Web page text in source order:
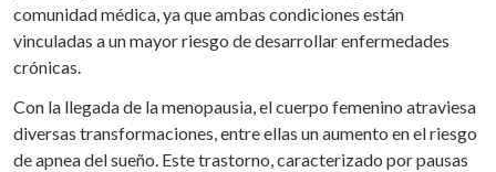
comunidad médica, ya que ambas condiciones están
vinculadas a un mayor riesgo de desarrollar enfermedades
crónicas.
Con la llegada de la menopausia, el cuerpo femenino atraviesa
diversas transformaciones, entre ellas un aumento en el riesgo
de apnea del sueño. Este trastorno, caracterizado por pausas